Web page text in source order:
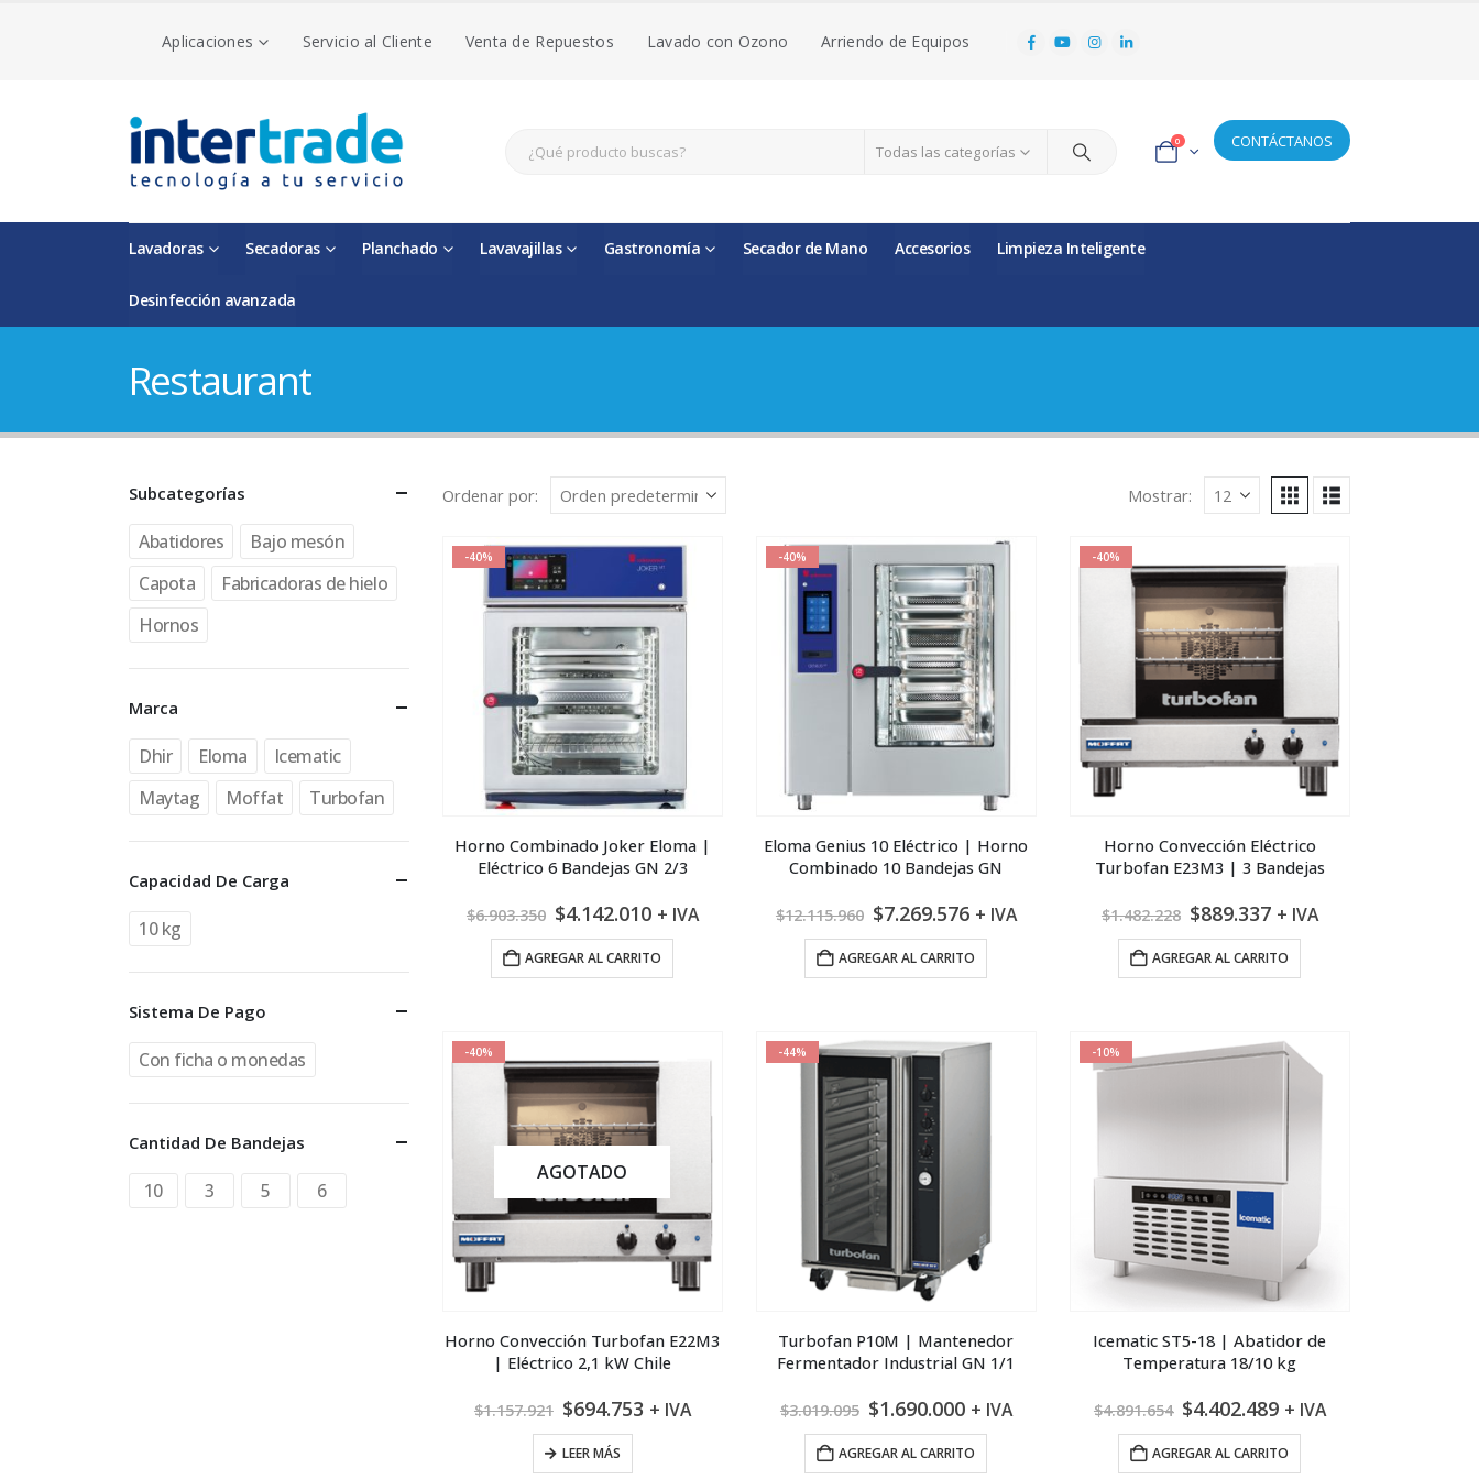
Aplicaciones Servicio al Cliente Venta de Repuestos Lavado con Ozono Arriendo de Equipos
Todas las categorías
0 CONTÁCTANOS
Lavadoras Secadoras Planchado Lavavajillas Gastronomía Secador de Mano Accesorios Limpieza Inteligente
Desinfección avanzada
Restaurant
Ordenar por: Mostrar:
-40%
Horno Combinado Joker Eloma |
Eléctrico 6 Bandejas GN 2/3
$6.903.350 El
precio
original
era:
$4.142.010El
precio
actual
es:
+ IVA
AGREGAR AL CARRITO
-40%
Eloma Genius 10 Eléctrico | Horno
Combinado 10 Bandejas GN
$12.115.960 El
precio
original
era:
$7.269.576El
precio
actual
es:
+ IVA
AGREGAR AL CARRITO
-40%
Horno Convección Eléctrico
Turbofan E23M3 | 3 Bandejas
$1.482.228 El
precio
original
era:
$889.337El
precio
actual
es:
+ IVA
AGREGAR AL CARRITO
-40%
AGOTADO
Horno Convección Turbofan E22M3
| Eléctrico 2,1 kW Chile
$1.157.921 El
precio
original
era:
$694.753 El
+ IVA
LEER MÁS
-44%
Turbofan P10M | Mantenedor
Fermentador Industrial GN 1/1
$3.019.095 El
precio
original
era:
$1.690.000El
precio
actual
es:
+ IVA
AGREGAR AL CARRITO
-10%
Icematic ST5-18 | Abatidor de
Temperatura 18/10 kg
$4.891.654 El
precio
original
era:
$4.402.489El
precio
actual
es:
+ IVA
AGREGAR AL CARRITO
Subcategorías
Abatidores
Bajo mesón
Capota
Fabricadoras de hielo
Hornos
Marca
Dhir Eloma
Icematic
Maytag
Moffat Turbofan
Capacidad De Carga
10 kg
Sistema De Pago
Con ficha o monedas
Cantidad De Bandejas
10 3 5 6